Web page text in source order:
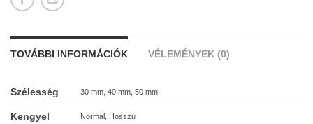
TOVÁBBI INFORMÁCIÓK VÉLEMÉNYEK (0)
Szélesség 30 mm, 40 mm, 50 mm
Kengyel Normál, Hosszú